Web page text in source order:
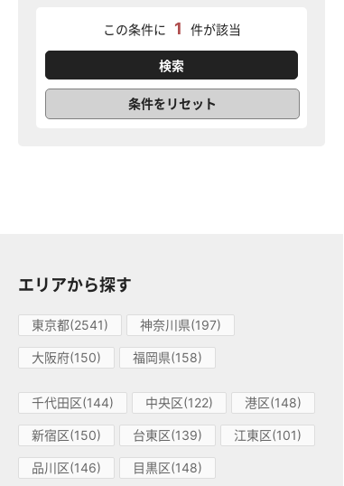
この条件に 1 件が該当
条件をリセット
エリアから探す
東京都(2541) 神奈川県(197)
大阪府(150) 福岡県(158)
千代田区(144) 中央区(122) 港区(148)
新宿区(150) 台東区(139) 江東区(101)
品川区(146) 目黒区(148)